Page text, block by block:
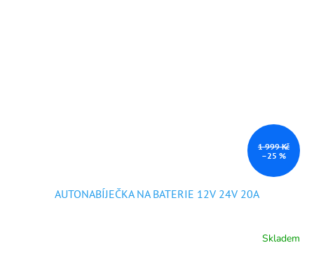
1 999 Kč
–25 %
AUTONABÍJEČKA NA BATERIE 12V 24V 20A
Skladem